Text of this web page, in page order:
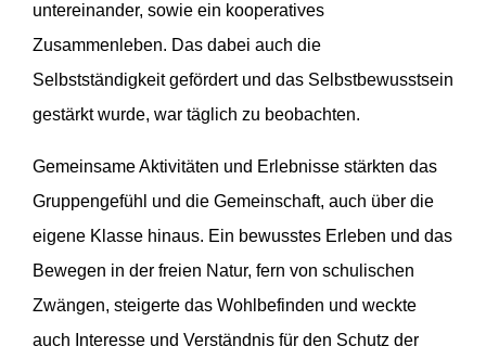
untereinander, sowie ein kooperatives
Zusammenleben. Das dabei auch die
Selbstständigkeit gefördert und das Selbstbewusstsein
gestärkt wurde, war täglich zu beobachten.
Gemeinsame Aktivitäten und Erlebnisse stärkten das
Gruppengefühl und die Gemeinschaft, auch über die
eigene Klasse hinaus. Ein bewusstes Erleben und das
Bewegen in der freien Natur, fern von schulischen
Zwängen, steigerte das Wohlbefinden und weckte
auch Interesse und Verständnis für den Schutz der